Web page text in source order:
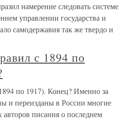
намерение следовать системе
управлении государства и
самодержавия так же твердо и
с 1894 по
по 1917). Конец? Именно за
и переизданы в России многие
писания о последнем